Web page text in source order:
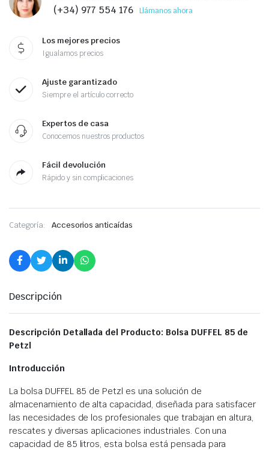
(+34) 977 554 176 Llámanos ahora
Los mejores precios
Igualamos precios
Ajuste garantizado
Siempre el artículo correcto
Expertos de casa
Conocemos nuestros productos
Fácil devolución
Rápido y sin complicaciones
Categoría: Accesorios anticaídas
Descripción
Descripción Detallada del Producto: Bolsa DUFFEL 85 de
Petzl
Introducción
La bolsa DUFFEL 85 de Petzl es una solución de
almacenamiento de alta capacidad, diseñada para satisfacer
las necesidades de los profesionales que trabajan en altura,
rescates y diversas aplicaciones industriales. Con una
capacidad de 85 litros, esta bolsa está pensada para